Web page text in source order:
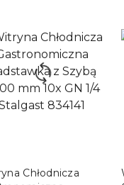
Chłodnicza
DO KOSZYKA